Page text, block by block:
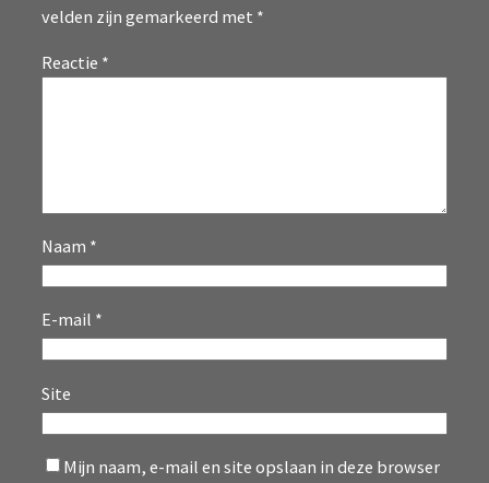
velden zijn gemarkeerd met *
Reactie *
Naam *
E-mail *
Site
Mijn naam, e-mail en site opslaan in deze browser